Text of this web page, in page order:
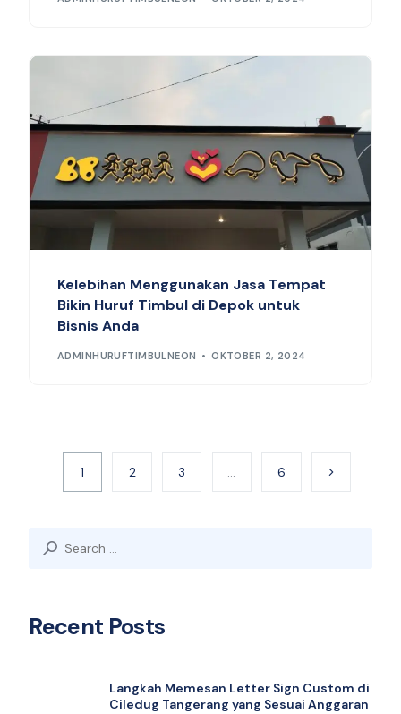
Kelebihan Menggunakan Jasa Tempat
Bikin Huruf Timbul di Depok untuk
Bisnis Anda
ADMINHURUFTIMBULNEON OKTOBER 2, 2024
1 2 3 … 6
Search
Recent Posts
Langkah Memesan Letter Sign Custom di
Ciledug Tangerang yang Sesuai Anggaran